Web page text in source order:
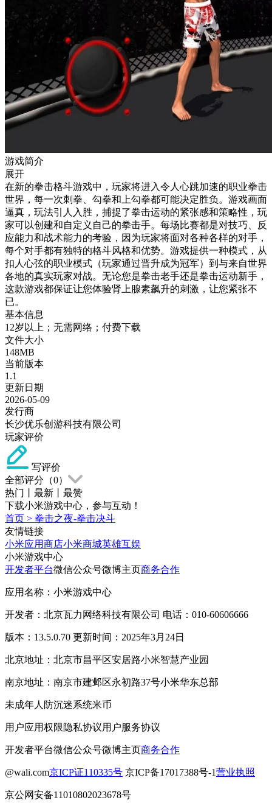
游戏简介
展开
在新的拳击格斗游戏中，玩家将进入令人心跳加速的职业拳击
世界，每一次刺拳、勾拳和上勾拳都可能决定胜负。游戏画面
逼真，玩法引人入胜，捕捉了拳击运动的紧张感和策略性，玩
家可以创建和自定义自己的拳击手。每场比赛都是对技巧、反
应能力和战术能力的考验，因为玩家将面对各种各样的对手，
每个对手都有独特的格斗风格和优势。游戏提供一种模式，从
扣人心弦的职业模式（玩家通过晋升成为冠军）到与来自世界
各地的真实玩家对战。无论您是拳击老手还是拳击运动新手，
这款游戏都保证让您体验肾上腺素飙升的刺激，让您紧张不
已。
基本信息
12岁以上；无需网络；付费下载
文件大小
148MB
当前版本
1.1
更新日期
2026-05-09
发行商
长沙优乐创游科技有限公司
玩家评价
写评价
全部评分（0）
热门
最新
最赞
下载小米游戏中心，参与互动！
首页 > 拳击之夜-拳击决斗
友情链接
小米应用商店小米商城英雄互娱
小米游戏中心
开发者平台微信公众号微博主页商务合作
应用名称：小米游戏中心
开发者：北京瓦力网络科技有限公司 电话：010-60606666
版本：13.5.0.70 更新时间：2025年3月24日
北京地址：北京市昌平区安居路小米智慧产业园
南京地址：南京市建邺区永初路37号小米华东总部
未成年人防沉迷系统米币
用户应用权限隐私协议用户服务协议
开发者平台微信公众号微博主页商务合作
@wali.com京ICP证110335号 京ICP备17017388号-1营业执照
京公网安备11010802023678号